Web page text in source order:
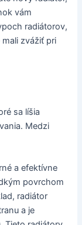
vám
radiátorov,
zvážiť pri
sa líšia
Medzi
a efektívne
povrchom
radiátor
a je